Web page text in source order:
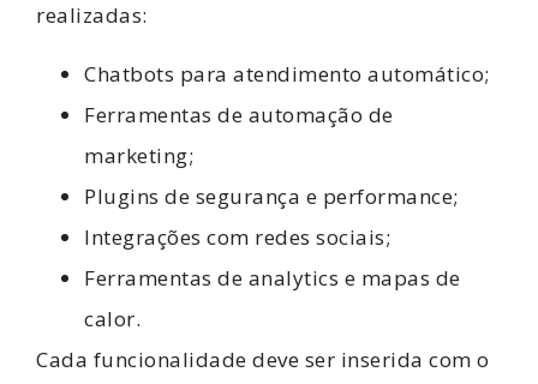
realizadas:
Chatbots para atendimento automático;
Ferramentas de automação de
marketing;
Plugins de segurança e performance;
Integrações com redes sociais;
Ferramentas de analytics e mapas de
calor.
Cada funcionalidade deve ser inserida com o